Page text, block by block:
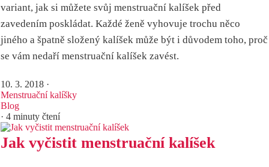
variant, jak si můžete svůj menstruační kalíšek před
zavedením poskládat. Každé ženě vyhovuje trochu něco
jiného a špatně složený kalíšek může být i důvodem toho, proč
se vám nedaří menstruační kalíšek zavést.
10. 3. 2018 ·
Menstruační kalíšky
Blog
· 4 minuty čtení
Jak vyčistit menstruační kalíšek